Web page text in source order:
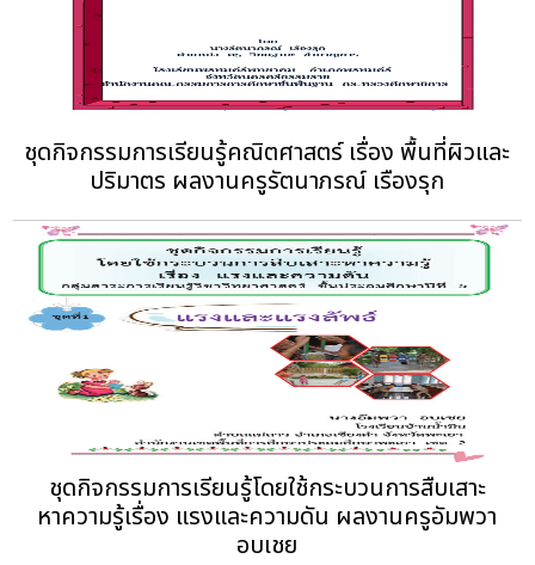
ชุดกิจกรรมการเรียนรู้คณิตศาสตร์ เรื่อง พื้นที่ผิวและ
ปริมาตร ผลงานครูรัตนาภรณ์ เรืองรุก
ชุดกิจกรรมการเรียนรู้โดยใช้กระบวนการสืบเสาะ
หาความรู้เรื่อง แรงและความดัน ผลงานครูอัมพวา
อบเชย